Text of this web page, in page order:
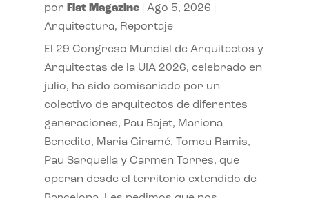
por Flat Magazine| Ago 5, 2026
Arquitectura, Reportaje
El 29 Congreso Mundial de Arquitectos y
Arquitectas de la UIA 2026, celebrado en
julio, ha sido comisariado por un
colectivo de arquitectos de diferentes
generaciones, Pau Bajet, Mariona
Benedito, Maria Giramé, Tomeu Ramis,
Pau Sarquella y Carmen Torres, que
operan desde el territorio extendido de